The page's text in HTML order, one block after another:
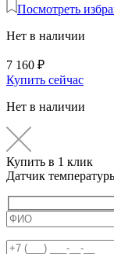
Посмотреть
Нет в наличии
7 160 ₽
Купить сейчас
Нет в наличии
Купить в 1 клик
Датчик